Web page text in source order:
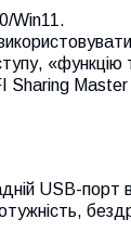
Win11.
«функцію
Sharing
USB-порт